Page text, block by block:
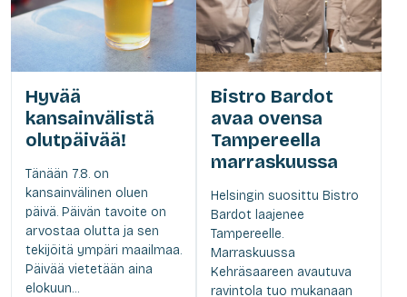
Hyvää
kansainvälistä
olutpäivää!
Tänään 7.8. on
kansainvälinen oluen
päivä. Päivän tavoite on
arvostaa olutta ja sen
tekijöitä ympäri maailmaa.
Päivää vietetään aina
elokuun...
Bistro Bardot
avaa ovensa
Tampereella
marraskuussa
Helsingin suosittu Bistro
Bardot laajenee
Tampereelle.
Marraskuussa
Kehräsaareen avautuva
ravintola tuo mukanaan